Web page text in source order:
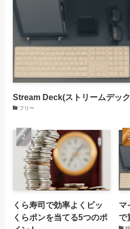
Stream Deck(ストリームデッ
フリー
くら寿司で効率よくビッ
くらポンを当てる5つのポ
マ
で